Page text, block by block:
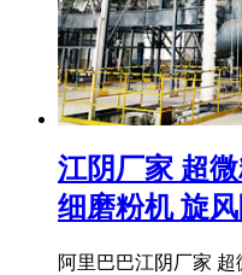
江阴厂家 超
细磨粉机 旋
阿里巴巴江阴厂家